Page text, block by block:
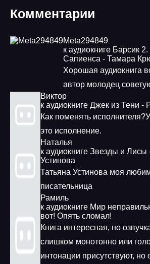
Комментарии
Meta294849
к аудиокниге Барсик
Сапиенса - Тамара
Хорошая аудиокнига
автор молодец
Виктор
к аудиокниге Джек из Тени
Как поменять
это исполнение.
Наталья
к аудиокниге Звезды и Лисы
Устинова
Татьяна Устинова моя
писательница
Рамиль
к аудиокниге Мир
вот! Опять сломал!
Книга интересная, но
слишком монотонно или
интонации присутствуют, но